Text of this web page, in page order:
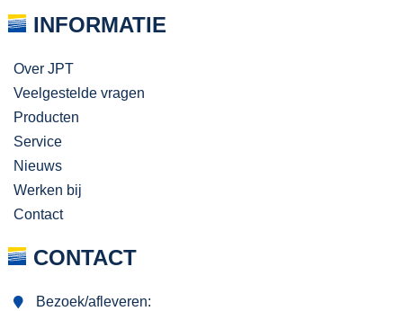
INFORMATIE
Over JPT
Veelgestelde vragen
Producten
Service
Nieuws
Werken bij
Contact
CONTACT
Bezoek/afleveren: